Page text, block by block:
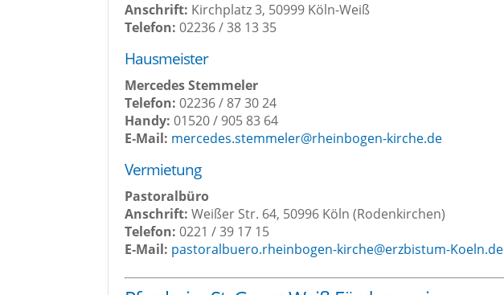
Anschrift: Kirch­platz 3, 50999 Köln-Weiß
Tele­fon: 02236 / 38 13 35
Haus­meis­ter
Mer­ce­des Stem­me­l­er
Tele­fon: 02236 / 87 30 24
Han­dy: 01520 / 905 83 64
E‑Mail: mercedes.stemmeler@rheinbogen-kirche.de
Ver­mie­tung
Pas­to­ral­bü­ro
Anschrift: Wei­ßer Str. 64, 50996 Köln (Roden­kir­chen)
Tele­fon: 0221 / 39 17 15
E‑Mail: pastoralbuero.rheinbogen-kirche@erzbistum-Koeln.de